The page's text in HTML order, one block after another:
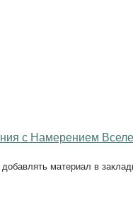
с Намерением
добавлять материал в